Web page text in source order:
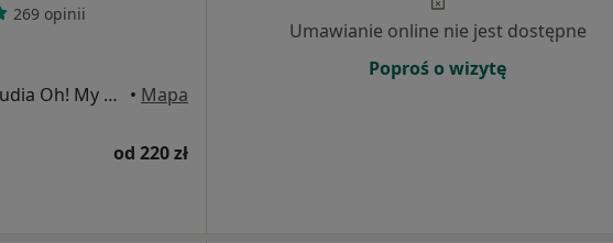
269 opinii
Rakowska 3. Wewnątrz Studia Oh! My Gym., Warszawa • Mapa
od 220 zł
Umawianie online nie jest dostępne
Poproś o wizytę